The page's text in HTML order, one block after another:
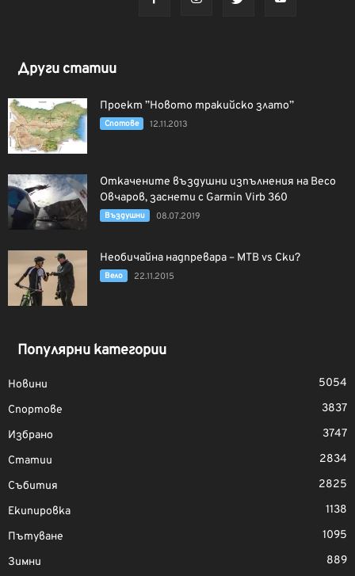
Други статии
Проект ”Новото тракийско злато”
Спотове 12.11.2013
Откачените въздушни изпълнения на Весо
Овчаров, заснети с Garmin Virb 360
Въздушни 08.07.2019
Необичайна надпревара – МТВ vs Ски?
Вело 22.11.2015
Популярни категории
Новини
5054
Спортове
3837
Избрано
3747
Статии
2834
Събития
2825
Екипировка
1138
Пътуване
1095
Зимни
889